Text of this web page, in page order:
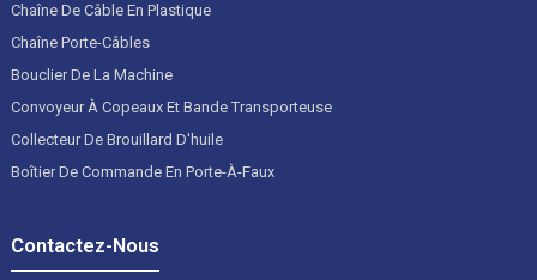
Chaîne De Câble En Plastique
Chaîne Porte-Câbles
Bouclier De La Machine
Convoyeur À Copeaux Et Bande Transporteuse
Collecteur De Brouillard D'huile
Boîtier De Commande En Porte-À-Faux
Contactez-Nous